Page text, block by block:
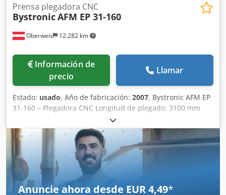
Oberweis 12.282 km
Prensa plegadora CNC
BystronicAFM EP 31-160
Información de
precio
Llamar
Estado: usado, Año de fabricación: 2007, Bystronic AFM EP
31-160 – Plegadora CNC Longitud de plegado: 3100 mm
Capacidad: 160 t - Control CNC Cybelec DNC 880S -
Dispositivo de seguridad láser - Compensación hidráulica -
Plegado con tope - Incluye numerosas herramientas -
Incluye manual de instrucciones - Horas de
funcionamiento: 7266 - Número de plegados realizados:
315673 - Año de fabricación: 2007 Datos técnicos -
Capacidad: 160 t - Longitud de la mesa: 3150 mm -
Anchura de la mesa de trabajo: 60 mm - Altura de trabajo:
Anuncie ahora desde EUR 4,49*